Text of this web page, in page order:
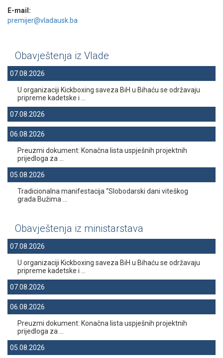
E-mail:
premijer@vladausk.ba
Obavještenja iz Vlade
07.08.2026
U organizaciji Kickboxing saveza BiH u Bihaću se održavaju
pripreme kadetske i ...
07.08.2026
06.08.2026
Preuzmi dokument: Konačna lista uspješnih projektnih
prijedloga za ...
05.08.2026
Tradicionalna manifestacija “Slobodarski dani viteškog
grada Bužima ...
Obavještenja iz ministarstava
07.08.2026
U organizaciji Kickboxing saveza BiH u Bihaću se održavaju
pripreme kadetske i ...
07.08.2026
06.08.2026
Preuzmi dokument: Konačna lista uspješnih projektnih
prijedloga za ...
05.08.2026